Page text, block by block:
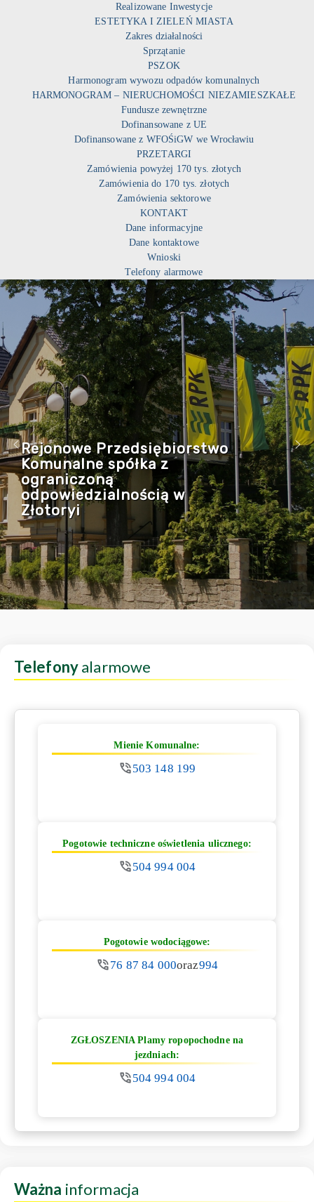
Realizowane Inwestycje
ESTETYKA I ZIELEŃ MIASTA
Zakres działalności
Sprzątanie
PSZOK
Harmonogram wywozu odpadów komunalnych
HARMONOGRAM – NIERUCHOMOŚCI NIEZAMIESZKAŁE
Fundusze zewnętrzne
Dofinansowane z UE
Dofinansowane z WFOŚiGW we Wrocławiu
PRZETARGI
Zamówienia powyżej 170 tys. złotych
Zamówienia do 170 tys. złotych
Zamówienia sektorowe
KONTAKT
Dane informacyjne
Dane kontaktowe
Wnioski
Telefony alarmowe
Rejonowe Przedsiębiorstwo
Komunalne spółka z
ograniczoną
odpowiedzialnością w
Złotoryi
Telefonyalarmowe
Mienie Komunalne:
503 148 199
Pogotowie techniczne oświetlenia ulicznego:
504 994 004
Pogotowie wodociągowe:
76 87 84 000oraz994
ZGŁOSZENIA Plamy ropopochodne na
jezdniach:
504 994 004
Ważna informacja